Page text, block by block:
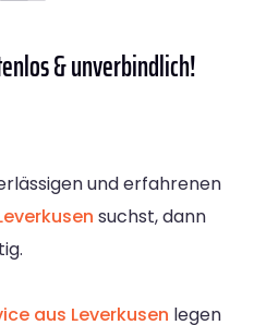
& unverbindlich!
und erfahrenen
suchst, dann
aus Leverkusen legen